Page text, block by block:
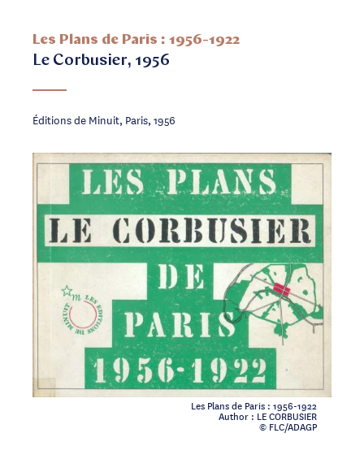
Les Plans de Paris : 1956-1922
Le Corbusier, 1956
Les Plans de Paris : 1956-1922
Author : LE CORBUSIER
© FLC/ADAGP
Éditions de Minuit, Paris, 1956